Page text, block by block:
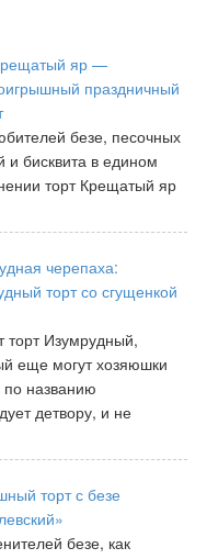
яр —
праздничный
безе, песочных
и бисквита в едином
торт Крещатый яр
черепаха:
торт со сгущенкой
торт Изумрудный,
еще могут хозяюшки
по названию
детвору, и не
торт с безе
безе, как